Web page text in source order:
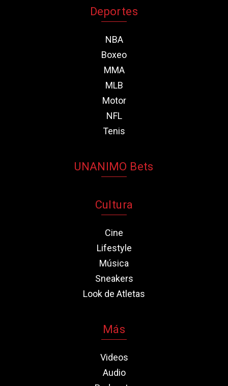
Deportes
NBA
Boxeo
MMA
MLB
Motor
NFL
Tenis
UNANIMO Bets
Cultura
Cine
Lifestyle
Música
Sneakers
Look de Atletas
Más
Videos
Audio